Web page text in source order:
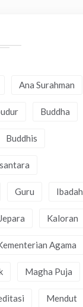
Ana Surahman
Buddha
Buddhis
Guru Ibadah
Jepara Kaloran
Agama
Magha Puja
Mendut